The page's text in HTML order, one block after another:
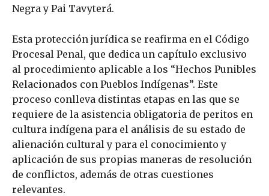
Negra y Pai Tavyterá.
Esta protección jurídica se reafirma en el Código
Procesal Penal, que dedica un capítulo exclusivo
al procedimiento aplicable a los “Hechos Punibles
Relacionados con Pueblos Indígenas”. Este
proceso conlleva distintas etapas en las que se
requiere de la asistencia obligatoria de peritos en
cultura indígena para el análisis de su estado de
alienación cultural y para el conocimiento y
aplicación de sus propias maneras de resolución
de conflictos, además de otras cuestiones
relevantes.